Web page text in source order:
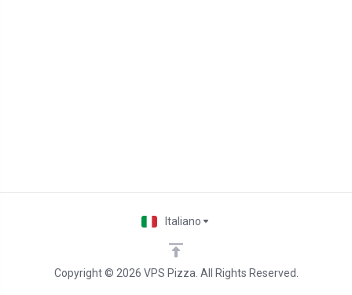
Copyright © 2026 VPS Pizza. All Rights Reserved.
Italiano